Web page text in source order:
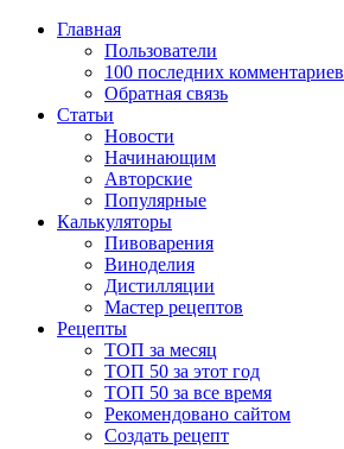
Главная
Пользователи
100 последних комментариев
Обратная связь
Статьи
Новости
Начинающим
Авторские
Популярные
Калькуляторы
Пивоварения
Виноделия
Дистилляции
Мастер рецептов
Рецепты
ТОП за месяц
ТОП 50 за этот год
ТОП 50 за все время
Рекомендовано сайтом
Создать рецепт